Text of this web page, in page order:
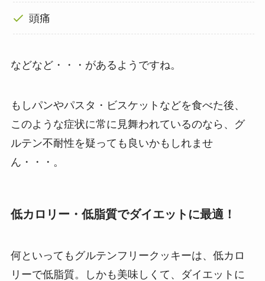
頭痛
などなど・・・があるようですね。
もしパンやパスタ・ビスケットなどを食べた後、
このような症状に常に見舞われているのなら、グ
ルテン不耐性を疑っても良いかもしれませ
ん・・・。
低カロリー・低脂質でダイエットに最適！
何といってもグルテンフリークッキーは、低カロ
リーで低脂質。しかも美味しくて、ダイエットに